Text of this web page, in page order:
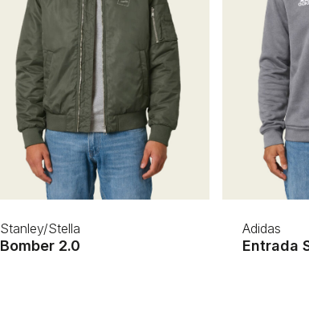
Stanley/Stella
Bomber 2.0
Adidas
Entrada